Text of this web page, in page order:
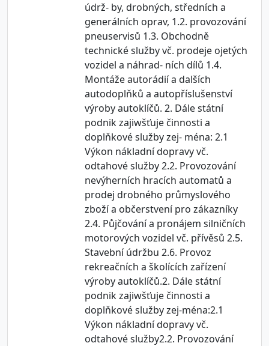
údrž- by, drobných, středních a
generálních oprav, 1.2. provozování
pneuservisů 1.3. Obchodně
technické služby vč. prodeje ojetých
vozidel a náhrad- ních dílů 1.4.
Montáže autorádií a dalších
autodoplňků a autopříslušenství
výroby autoklíčů. 2. Dále státní
podnik zajiwšťuje činnosti a
doplňkové služby zej- ména: 2.1
Výkon nákladní dopravy vč.
odtahové služby 2.2. Provozování
nevýherních hracích automatů a
prodej drobného průmyslového
zboží a občerstvení pro zákazníky
2.4. Půjčování a pronájem silničních
motorových vozidel vč. přívěsů 2.5.
Stavební údržbu 2.6. Provoz
rekreačních a školících zařízení
výroby autoklíčů.2. Dále státní
podnik zajiwšťuje činnosti a
doplňkové služby zej-ména:2.1
Výkon nákladní dopravy vč.
odtahové služby2.2. Provozování